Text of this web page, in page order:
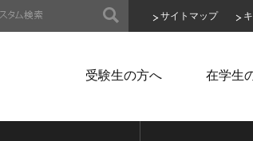
サイトマップ
受験生の方へ 在学生